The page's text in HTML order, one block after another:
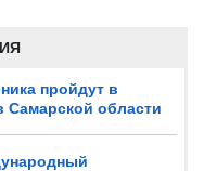
пройдут в
Самарской области